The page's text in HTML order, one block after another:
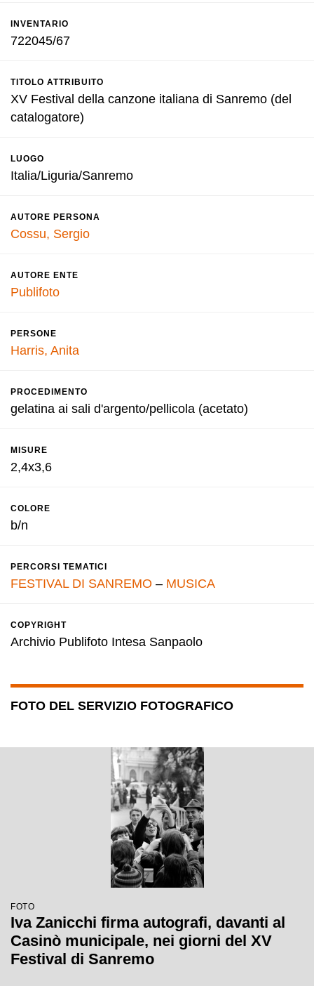
INVENTARIO
722045/67
TITOLO ATTRIBUITO
XV Festival della canzone italiana di Sanremo (del
catalogatore)
LUOGO
Italia/Liguria/Sanremo
AUTORE PERSONA
Cossu, Sergio
AUTORE ENTE
Publifoto
PERSONE
Harris, Anita
PROCEDIMENTO
gelatina ai sali d'argento/pellicola (acetato)
MISURE
2,4x3,6
COLORE
b/n
PERCORSI TEMATICI
FESTIVAL DI SANREMO – MUSICA
COPYRIGHT
Archivio Publifoto Intesa Sanpaolo
FOTO DEL SERVIZIO FOTOGRAFICO
FOTO
Iva Zanicchi firma autografi, davanti al
Casinò municipale, nei giorni del XV
Festival di Sanremo